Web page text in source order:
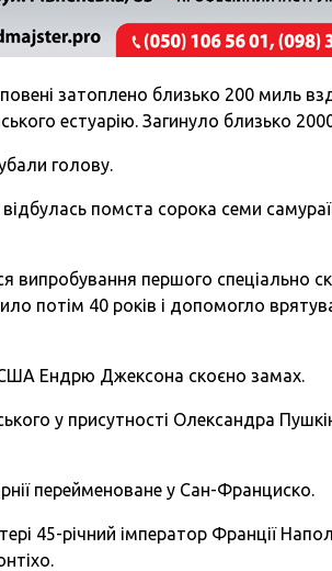
затоплено близько 200 миль
естуарію. Загинуло близько
голову.
помста сорока семи
випробування першого спеціально
потім 40 років і допомогло
США Ендрю Джексона скоєно замах.
у присутності Олександра
перейменоване у Сан-Франциско.
45-річний імператор Франції